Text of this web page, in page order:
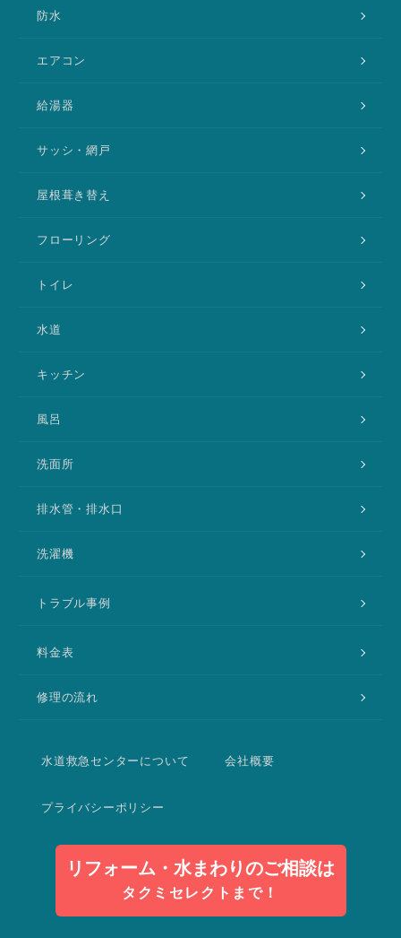
防水
エアコン
給湯器
サッシ・網戸
屋根葺き替え
フローリング
トイレ
水道
キッチン
風呂
洗面所
排水管・排水口
洗濯機
トラブル事例
料金表
修理の流れ
水道救急センターについて 会社概要
プライバシーポリシー
リフォーム・水まわりのご相談は
タクミセレクトまで！